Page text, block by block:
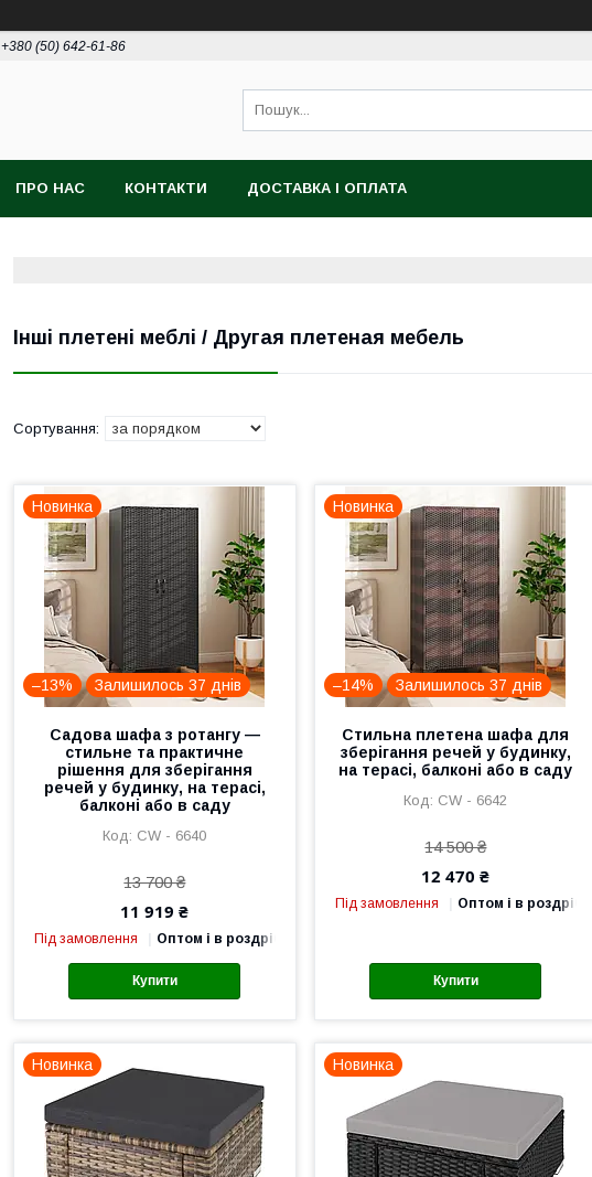
+380 (50) 642-61-86
ПРО НАС КОНТАКТИ ДОСТАВКА І ОПЛАТА
Інші плетені меблі / Другая плетеная мебель
Новинка
–13% Залишилось 37 днів
Садова шафа з ротангу —
стильне та практичне
рішення для зберігання
речей у будинку, на терасі,
балконі або в саду
CW - 6640
13 700 ₴
11 919 ₴
Під замовлення Оптом і в роздріб
Купити
Новинка
–14% Залишилось 37 днів
Стильна плетена шафа для
зберігання речей у будинку,
на терасі, балконі або в саду
CW - 6642
14 500 ₴
12 470 ₴
Під замовлення Оптом і в роздріб
Купити
Новинка Новинка